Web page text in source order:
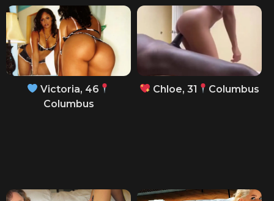
Victoria, 46
Columbus
Chloe, 31 Columbus